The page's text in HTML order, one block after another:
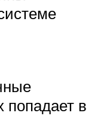
попадает в